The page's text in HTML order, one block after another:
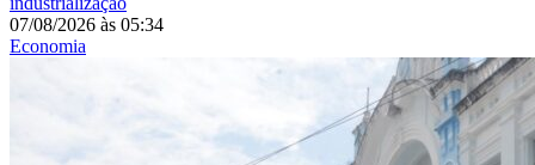
07/08/2026 às 05:34
Economia